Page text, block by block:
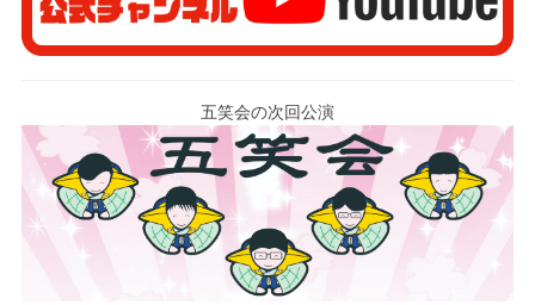
五笑会の次回公演